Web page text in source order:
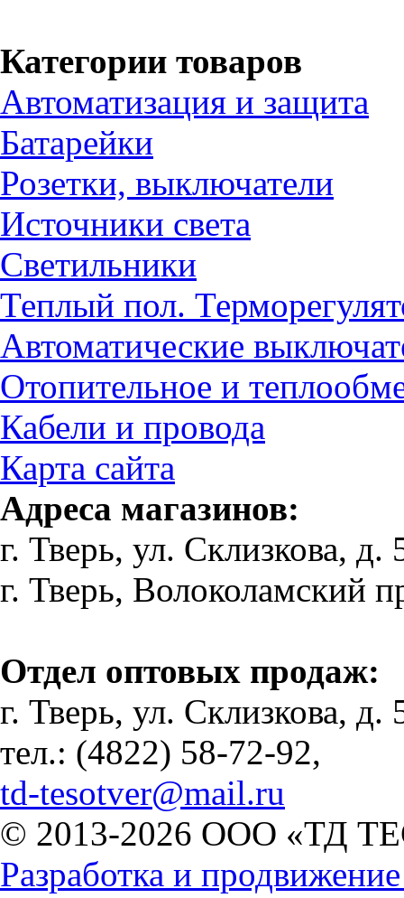
Категории товаров
Автоматизация и защита
Батарейки
Розетки, выключатели
Источники света
Светильники
Теплый пол.
Автоматические
Отопительное и
Кабели и провода
Карта сайта
Адреса магазинов:
г. Тверь, ул. Склизкова,
г. Тверь, Волоколамский
Отдел оптовых продаж:
г. Тверь, ул. Склизкова, д.
тел.: (4822) 58-72-92,
td-tesotver@mail.ru
© 2013-2026 ООО «ТД
Разработка и